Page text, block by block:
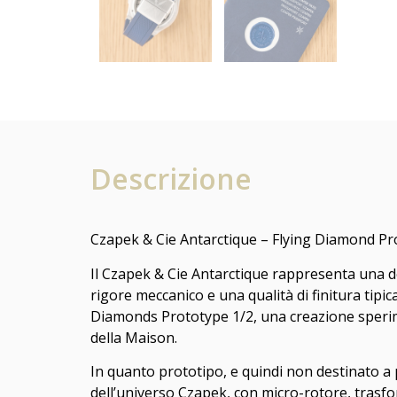
Descrizione
Czapek & Cie Antarctique – Flying Diamond
Il Czapek & Cie Antarctique rappresenta
rigore meccanico e una qualità di finitura
Diamonds Prototype 1/2, una creazione
della Maison.
In quanto prototipo, e quindi non destinato a
dell’universo Czapek, con micro-rotore,